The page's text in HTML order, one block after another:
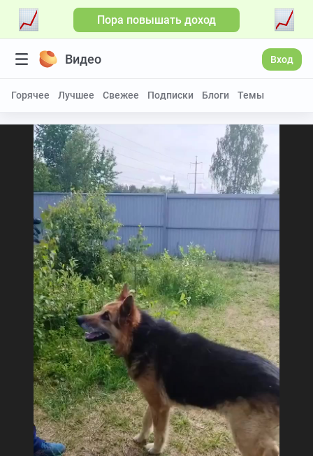
Пора повышать доход
Видео Вход
Горячее Лучшее Свежее Подписки Блоги Темы